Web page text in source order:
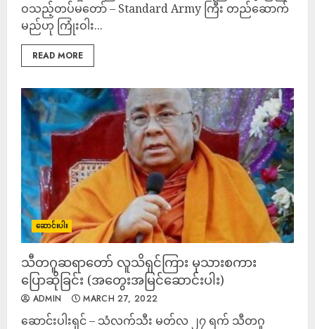
ဝသည့်တပ်မတော် – Standard Army ကြီး တည်ဆောက်
မည်ဟု ကြုံးဝါး...
READ MORE
ဆောင်းပါး
သီတဂူဆရာတော် လူသိရှင်ကြား မုသားစကား
ပြောဆိုခြင်း (အတွေးအမြင်ဆောင်းပါး)
ADMIN MARCH 27, 2022
ဆောင်းပါးရှင် – သံလက်သီး မတ်လ ၂၇ ရက် သီတဂူ